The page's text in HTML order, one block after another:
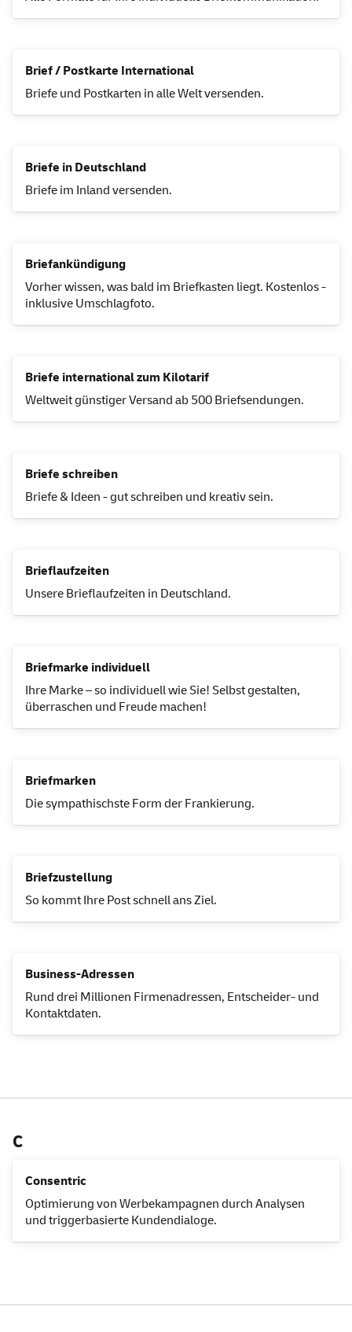
Brief / Postkarte International
Briefe und Postkarten in alle Welt versenden.
Briefe in Deutschland
Briefe im Inland versenden.
Briefankündigung
Vorher wissen, was bald im Briefkasten liegt. Kostenlos -
inklusive Umschlagfoto.
Briefe international zum Kilotarif
Weltweit günstiger Versand ab 500 Briefsendungen.
Briefe schreiben
Briefe & Ideen - gut schreiben und kreativ sein.
Brieflaufzeiten
Unsere Brieflaufzeiten in Deutschland.
Briefmarke individuell
Ihre Marke – so individuell wie Sie! Selbst gestalten,
überraschen und Freude machen!
Briefmarken
Die sympathischste Form der Frankierung.
Briefzustellung
So kommt Ihre Post schnell ans Ziel.
Business-Adressen
Rund drei Millionen Firmenadressen, Entscheider- und
Kontaktdaten.
C
Consentric
Optimierung von Werbekampagnen durch Analysen
und triggerbasierte Kundendialoge.